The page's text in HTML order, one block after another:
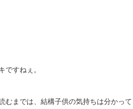
ですねぇ。
むまでは、結構子供の気持ちは分かっ